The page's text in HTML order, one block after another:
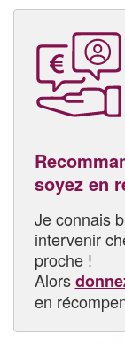
soyez en
Je connais
intervenir
proche !
Alors
en